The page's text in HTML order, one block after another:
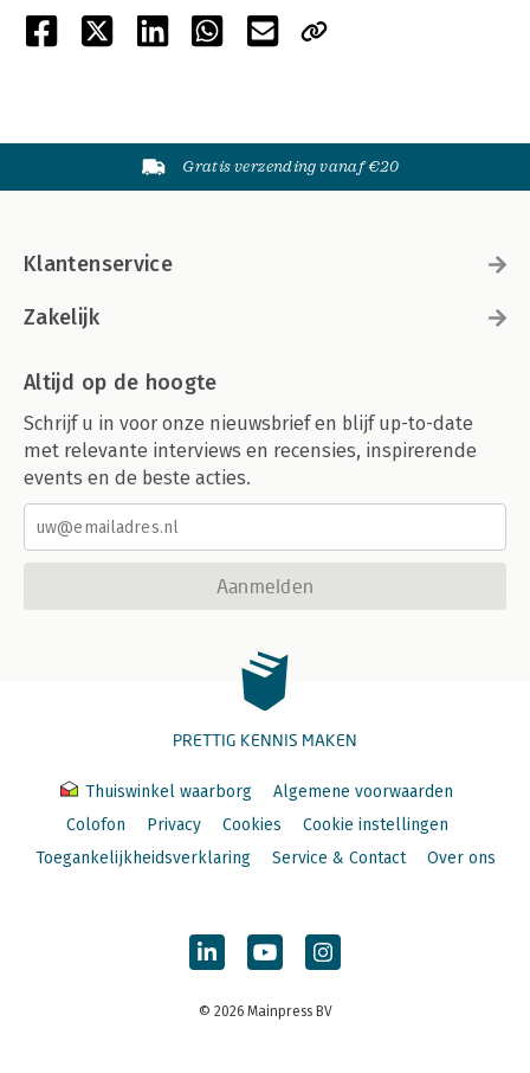
Gratis verzending vanaf €20
Klantenservice
Zakelijk
Altijd op de hoogte
Schrijf u in voor onze nieuwsbrief en blijf up-to-date
met relevante interviews en recensies, inspirerende
events en de beste acties.
Aanmelden
PRETTIG KENNIS MAKEN
Thuiswinkel waarborg
Algemene voorwaarden
Colofon
Privacy Cookies
Cookie instellingen
Toegankelijkheidsverklaring
Service & Contact Over ons
© 2026 Mainpress BV